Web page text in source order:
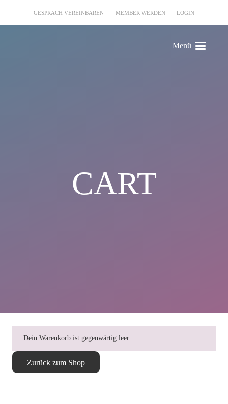
GESPRÄCH VEREINBAREN MEMBER WERDEN LOGIN
Menü
CART
Dein Warenkorb ist gegenwärtig leer.
Zurück zum Shop